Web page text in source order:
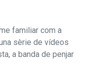
familiar com a
sèrie de vídeos
a banda de penjar